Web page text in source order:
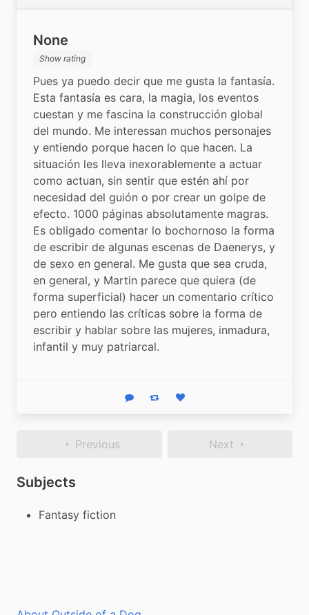
None
Show rating
Pues ya puedo decir que me gusta la fantasía.
Esta fantasía es cara, la magia, los eventos
cuestan y me fascina la construcción global
del mundo. Me interessan muchos personajes
y entiendo porque hacen lo que hacen. La
situación les lleva inexorablemente a actuar
como actuan, sin sentir que estén ahí por
necesidad del guión o por crear un golpe de
efecto. 1000 páginas absolutamente magras.
Es obligado comentar lo bochornoso la forma
de escribir de algunas escenas de Daenerys, y
de sexo en general. Me gusta que sea cruda,
en general, y Martin parece que quiera (de
forma superficial) hacer un comentario crítico
pero entiendo las críticas sobre la forma de
escribir y hablar sobre las mujeres, inmadura,
infantil y muy patriarcal.
Reply Boost statusLike status
Previous Next
Subjects
Fantasy fiction